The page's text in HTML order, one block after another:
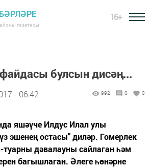
газетасы
16+
булсын дисәң...
- 06:42 992 0 0
яшәүче Илдус Илал улы
эшенең остасы" диләр. Гомерлек
туарны дәвалауны сайлаган һәм
багышлаган. Әлеге һөнәрне